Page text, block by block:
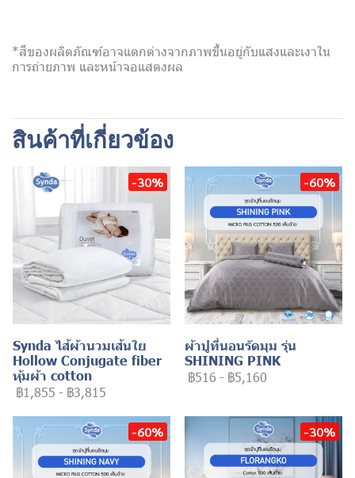
*สีของผลิตภัณฑ์อาจแตกต่างจากภาพขึ้นอยู่กับแสงและเงาใน
การถ่ายภาพ และหน้าจอแสดงผล
สินค้าที่เกี่ยวข้อง
-30%
Synda ไส้ผ้านวมเส้นใย
Hollow Conjugate fiber
หุ้มผ้า cotton
฿1,855 - ฿3,815
-60%
ผ้าปูที่นอนรัดมุม รุ่น
SHINING PINK
฿516 - ฿5,160
-60% -30%